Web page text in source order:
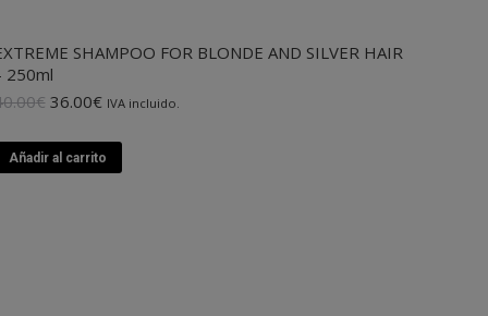
SHAMPOO FOR BLONDE AND SILVER HAIR
250ml
€ El
original
era:
36.00€El
actual
es:
IVA incluido.
Añadir al carrito